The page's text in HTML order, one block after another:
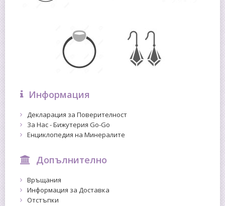
Информация
Декларация за Поверителност
За Нас - Бижутерия Go-Go
Енциклопедия на Минералите
Допълнително
Връщания
Информация за Доставка
Отстъпки